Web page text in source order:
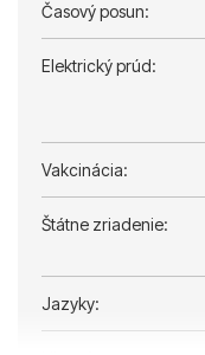
Časový posun:
Elektrický prúd:
Vakcinácia:
Štátne zriadenie:
Jazyky: